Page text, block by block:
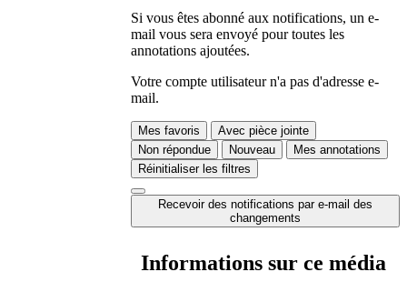
Si vous êtes abonné aux notifications, un e-
mail vous sera envoyé pour toutes les
annotations ajoutées.
Votre compte utilisateur n'a pas d'adresse e-
mail.
Mes favoris
Avec pièce jointe
Non répondue
Nouveau
Mes annotations
Réinitialiser les filtres
Recevoir des notifications par e-mail des
changements
Informations sur ce média